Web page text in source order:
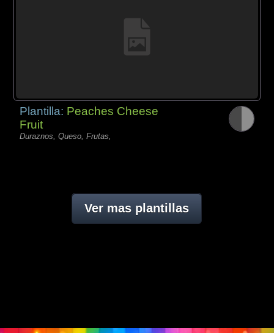
Plantilla: Peaches Cheese
Fruit
Duraznos, Queso, Frutas,
Ver mas plantillas